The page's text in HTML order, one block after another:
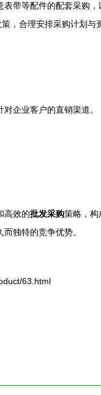
带等配件的配套采购，
，合理安排采购计划与
企业客户的直销渠道。
高效的批发采购策略，构
独特的竞争优势。
63.html